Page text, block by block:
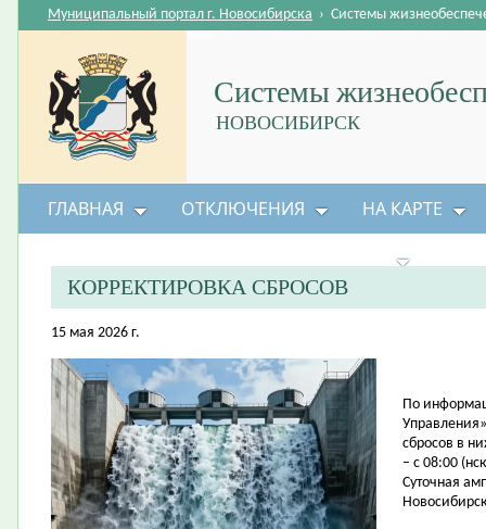
Системы
НОВОСИБИРСК
Муниципальный портал г. Новосибирска › Системы
ГЛАВНАЯ ОТКЛЮЧЕНИЯ НА КАРТЕ
КОРРЕКТИРОВКА СБРОСОВ
15 мая 2026 г.
По
сбросов в
– с 08:00
Суточная